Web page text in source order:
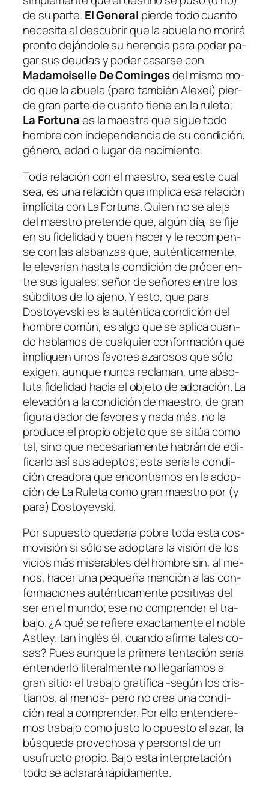
de su par­te. El General pier­de to­do cuan­to
ne­ce­si­ta al des­cu­brir que la abue­la no mo­ri­rá
pron­to de­ján­do­le su he­ren­cia pa­ra po­der pa­
gar sus deu­das y po­der ca­sar­se con
Madamoiselle De Comingesdel mis­mo mo­
do que la abue­la (pe­ro tam­bién Alexei) pier­
de gran par­te de cuan­to tie­ne en la ru­le­ta;
La Fortunaes la maes­tra que si­gue to­do
hom­bre con in­de­pen­den­cia de su con­di­ción,
gé­ne­ro, edad o lu­gar de nacimiento.
Toda re­la­ción con el maes­tro, sea es­te cual
sea, es una re­la­ción que im­pli­ca esa re­la­ción
im­plí­ci­ta con La Fortuna. Quien no se ale­ja
del maes­tro pre­ten­de que, al­gún día, se fi­je
en su fi­de­li­dad y buen ha­cer y le re­com­pen­
se con las ala­ban­zas que, au­tén­ti­ca­men­te,
le ele­va­rían has­ta la con­di­ción de pró­cer en­
tre sus igua­les; se­ñor de se­ño­res en­tre los
súb­di­tos de lo ajeno. Y es­to, que pa­ra
Dostoyevski es la au­tén­ti­ca con­di­ción del
hom­bre co­mún, es al­go que se apli­ca cuan­
do ha­bla­mos de cual­quier con­for­ma­ción que
im­pli­quen unos fa­vo­res aza­ro­sos que só­lo
exi­gen, aun­que nun­ca re­cla­man, una ab­so­
lu­ta fi­de­li­dad ha­cia el ob­je­to de ado­ra­ción. La
ele­va­ción a la con­di­ción de maes­tro, de gran
fi­gu­ra da­dor de fa­vo­resy na­da más, no la
pro­du­ce el pro­pio ob­je­to que se si­túa co­mo
tal, sino que ne­ce­sa­ria­men­te ha­brán de edi­
fi­car­lo así sus adep­tos; es­ta se­ría la con­di­
ción crea­do­ra que en­con­tra­mos en la adop­
ción de La Ruleta co­mo gran maes­tro por (y
pa­ra) Dostoyevski.
Por su­pues­to que­da­ría po­bre to­da es­ta cos­
mo­vi­sión si só­lo se adop­ta­ra la vi­sión de los
vi­cios más mi­se­ra­bles del hom­bre sin, al me­
nos, ha­cer una pe­que­ña men­ción a las con­
for­ma­cio­nes au­tén­ti­ca­men­te po­si­ti­vas del
ser en el mun­do; ese no com­pren­der el tra­
ba­jo. ¿A qué se re­fie­re exac­ta­men­te el no­ble
Astley, tan in­glés él, cuan­do afir­ma ta­les co­
sas? Pues aun­que la pri­me­ra ten­ta­ción se­ría
en­ten­der­lo li­te­ral­men­te no lle­ga­ría­mos a
gran si­tio: el tra­ba­jo gra­ti­fi­ca ‑se­gún los cris­
tia­nos, al menos- pe­ro no crea una con­di­
ción real a com­pren­der. Por ello en­ten­de­re­
mostra­ba­joco­mo jus­to lo opues­to al azar, la
bús­que­da pro­ve­cho­sa y per­so­nal de un
usu­fruc­to pro­pio. Bajo es­ta in­ter­pre­ta­ción
to­do se acla­ra­rá rápidamente.